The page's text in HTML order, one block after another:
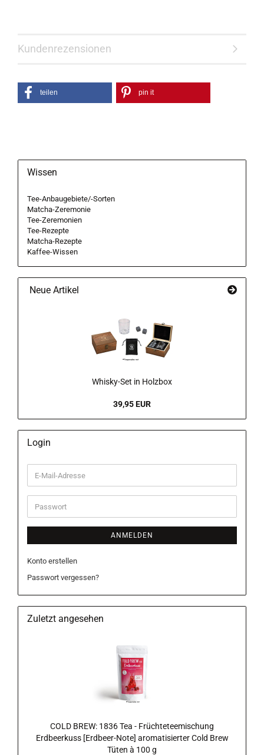
Kundenrezensionen
teilen pin it
Wissen
Tee-Anbaugebiete/-Sorten
Matcha-Zeremonie
Tee-Zeremonien
Tee-Rezepte
Matcha-Rezepte
Kaffee-Wissen
Neue Artikel
Whisky-Set in Holzbox
39,95 EUR
Login
E-
Mail-
Adresse
Passwort
ANMELDEN
Konto erstellen
Passwort vergessen?
Zuletzt angesehen
COLD BREW: 1836 Tea - Früchteteemischung
Erdbeerkuss [Erdbeer-Note] aromatisierter Cold Brew
Tüten à 100 g